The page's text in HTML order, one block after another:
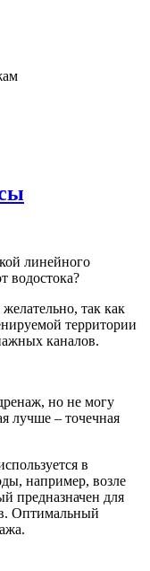
линейного
водостока?
так как
территории
каналов.
но не могу
лучше – точечная
в
например, возле
предназначен для
Оптимальный